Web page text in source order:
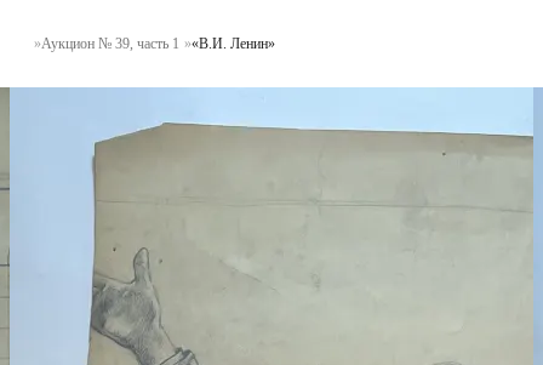
Аукцион № 39, часть 1 «В.И. Ленин»